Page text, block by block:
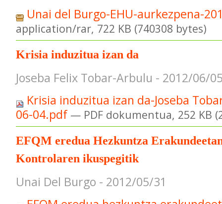
Unai del Burgo-EHU-aurkezpena-
application/rar, 722 KB (740308 bytes)
Krisia induzitua izan da
Joseba Felix Tobar-Arbulu - 2012/06/
Krisia induzitua izan da-Joseba
06-04.pdf — PDF dokumentua, 252 KB
EFQM eredua Hezkuntza
Kontrolaren ikuspegitik
Unai Del Burgo - 2012/05/31